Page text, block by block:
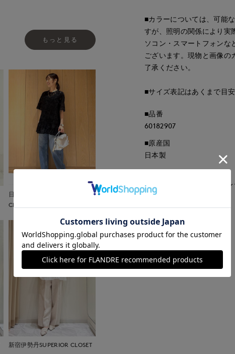
もっと見る
日本橋高島屋SC SUPERIOR
CLOSET
新宿伊勢丹SUPERIOR CLOSET
■カラーについては、可能
すが、照明の関係により実
ソコン・スマートフォンな
ございます。現物と画像の
了承ください。
■サイズ表記はあくまで目
■品番
60182907
■原産国
日本製
■クオリティ
基布:100% 刺繍糸:100%
取り扱いについて